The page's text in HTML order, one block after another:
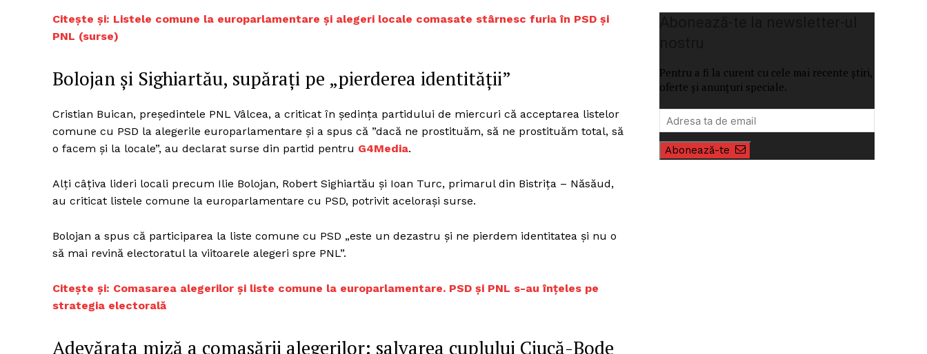
Citește și: Listele comune la europarlamentare și alegeri locale comasate stârnesc furia în PSD și
PNL (surse)
Bolojan și Sighiartău, supărați pe „pierderea identității”
Cristian Buican, președintele PNL Vâlcea, a criticat în ședința partidului de miercuri că acceptarea listelor
comune cu PSD la alegerile europarlamentare și a spus că ”dacă ne prostituăm, să ne prostituăm total, să
o facem și la locale”, au declarat surse din partid pentru G4Media.
Alți câțiva lideri locali precum Ilie Bolojan, Robert Sighiartău și Ioan Turc, primarul din Bistrița – Năsăud,
au criticat listele comune la europarlamentare cu PSD, potrivit acelorași surse.
Bolojan a spus că participarea la liste comune cu PSD „este un dezastru și ne pierdem identitatea și nu o
să mai revină electoratul la viitoarele alegeri spre PNL”.
Citește și: Comasarea alegerilor și liste comune la europarlamentare. PSD și PNL s-au înțeles pe
strategia electorală
Adevărata miză a comasării alegerilor: salvarea cuplului Ciucă-Bode
Pentru a fi la curent cu cele mai recente știri,
oferte și anunțuri speciale.
Abonează-te